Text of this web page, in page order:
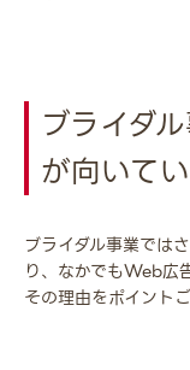
ブライダ
が向いて
ブライダル事業では
り、なかでもWeb広
その理由をポイント